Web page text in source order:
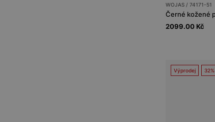
WOJAS / 74171-51
2099.00 Kč
Výprodej 32%